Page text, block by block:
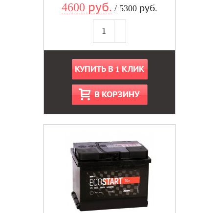
4600 руб. / 5300 руб.
КУПИТЬ В 1 КЛИК
В КОРЗИНУ